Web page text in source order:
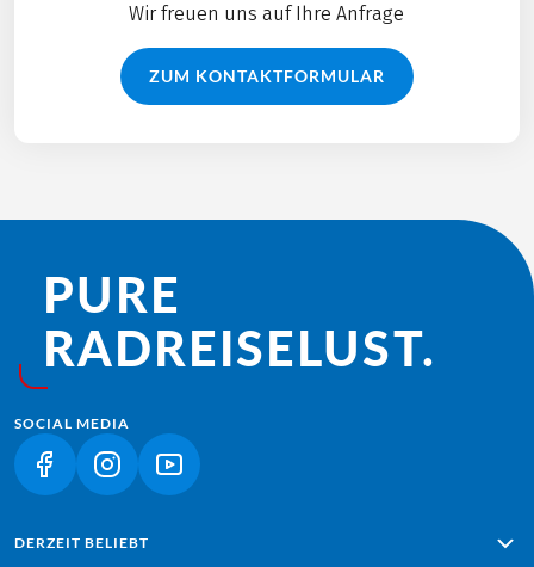
Wir freuen uns auf Ihre Anfrage
ZUM KONTAKTFORMULAR
PURE
RADREISE­LUST.
SOCIAL MEDIA
(LINK ÖFFNET IN NEUEM TAB)
(LINK ÖFFNET IN NEUEM TAB)
(LINK ÖFFNET IN NEUEM TAB)
DERZEIT BELIEBT